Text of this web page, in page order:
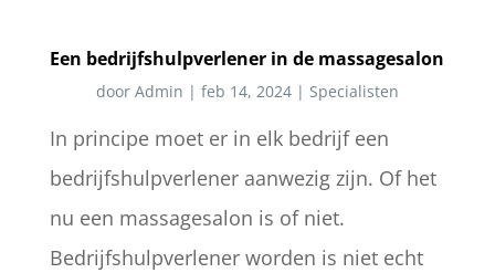
Een bedrijfshulpverlener in de massagesalon
door Admin | feb 14, 2024| Specialisten
In principe moet er in elk bedrijf een
bedrijfshulpverlener aanwezig zijn. Of het
nu een massagesalon is of niet.
Bedrijfshulpverlener worden is niet echt